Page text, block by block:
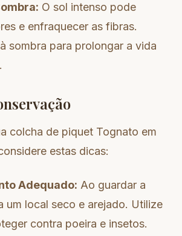
O sol intenso pode
e enfraquecer as fibras.
sombra para prolongar a vida
colcha de piquet Tognato em
estas dicas:
Adequado: Ao guardar a
um local seco e arejado. Utilize
contra poeira e insetos.